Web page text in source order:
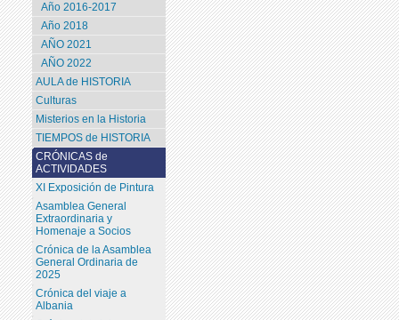
CRÓNICAS de
ACTIVIDADES
XI Exposición de Pintura
Asamblea General
Extraordinaria y
Homenaje a Socios
Crónica de la Asamblea
General Ordinaria de
2025
Crónica del viaje a
Albania
Año 2016-2017
Año 2018
AÑO 2021
AÑO 2022
AULA de HISTORIA
Culturas
Misterios en la Historia
TIEMPOS de HISTORIA